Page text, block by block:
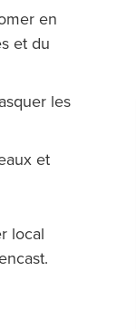
en
et du
les
et
local